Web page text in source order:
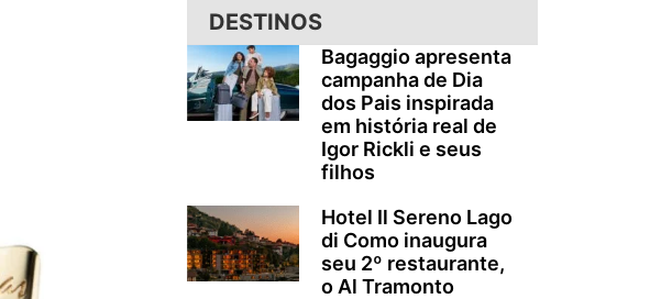
DESTINOS
Bagaggio apresenta
campanha de Dia
dos Pais inspirada
em história real de
Igor Rickli e seus
filhos
Hotel Il Sereno Lago
di Como inaugura
seu 2º restaurante,
o Al Tramonto